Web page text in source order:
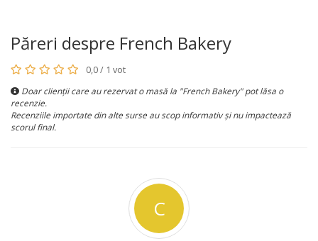
Păreri despre French Bakery
0,0 / 1 vot
Doar clienții care au rezervat o masă la "French Bakery" pot lăsa o
recenzie.
Recenziile importate din alte surse au scop informativ și nu impactează
scorul final.
C